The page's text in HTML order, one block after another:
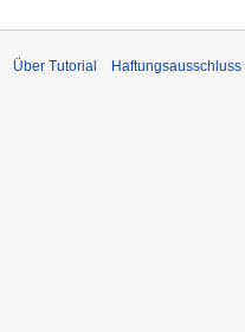
Über Tutorial Haftungsausschluss